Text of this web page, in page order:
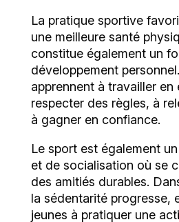
La pratique sportive
une meilleure santé
constitue également un
développement
apprennent à travailler en
respecter des règles, à
à gagner en confiance.
Le sport est également
et de socialisation où se
des amitiés durables.
la sédentarité progresse,
jeunes à pratiquer une